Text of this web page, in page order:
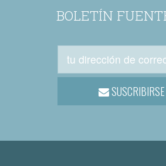
BOLETÍN
SUSCRIBIRSE